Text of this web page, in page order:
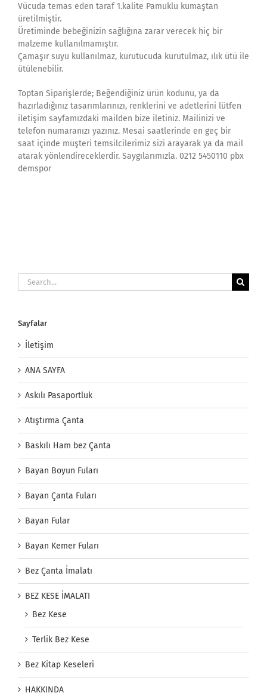
Vücuda temas eden taraf 1.kalite Pamuklu kumaştan
üretilmiştir.
Üretiminde bebeğinizin sağlığına zarar verecek hiç bir
malzeme kullanılmamıştır.
Çamaşır suyu kullanılmaz, kurutucuda kurutulmaz, ılık ütü ile
ütülenebilir.
Toptan Siparişlerde; Beğendiğiniz ürün kodunu, ya da
hazırladığınız tasarımlarınızı, renklerini ve adetlerini lütfen
iletişim sayfamızdaki mailden bize iletiniz. Mailinizi ve
telefon numaranızı yazınız. Mesai saatlerinde en geç bir
saat içinde müşteri temsilcilerimiz sizi arayarak ya da mail
atarak yönlendireceklerdir. Saygılarımızla. 0212 5450110 pbx
demspor
Search
for:
Sayfalar
İletişim
ANA SAYFA
Askılı Pasaportluk
Atıştırma Çanta
Baskılı Ham bez Çanta
Bayan Boyun Fuları
Bayan Çanta Fuları
Bayan Fular
Bayan Kemer Fuları
Bez Çanta İmalatı
BEZ KESE İMALATI
Bez Kese
Terlik Bez Kese
Bez Kitap Keseleri
HAKKINDA